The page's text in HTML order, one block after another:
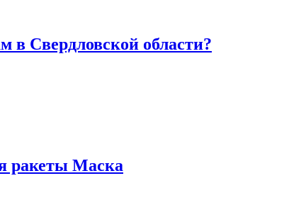
в Свердловской области?
ракеты Маска